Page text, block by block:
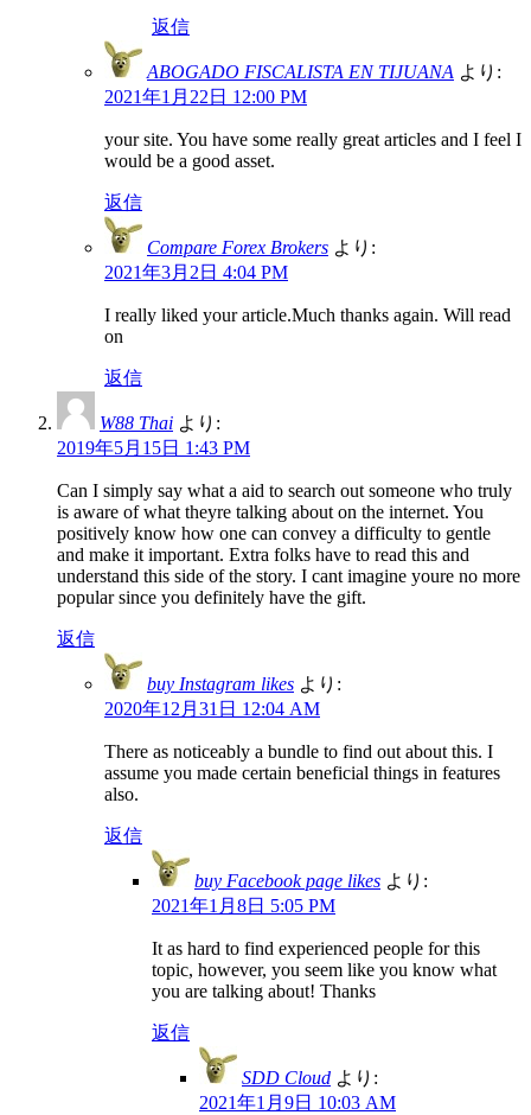
返信
ABOGADO FISCALISTA EN TIJUANA より:
2021年1月22日 12:00 PM
your site. You have some really great articles and I feel I
would be a good asset.
返信
Compare Forex Brokers より:
2021年3月2日 4:04 PM
I really liked your article.Much thanks again. Will read
on
返信
W88 Thai より:
2019年5月15日 1:43 PM
Can I simply say what a aid to search out someone who truly
is aware of what theyre talking about on the internet. You
positively know how one can convey a difficulty to gentle
and make it important. Extra folks have to read this and
understand this side of the story. I cant imagine youre no more
popular since you definitely have the gift.
返信
buy Instagram likes より:
2020年12月31日 12:04 AM
There as noticeably a bundle to find out about this. I
assume you made certain beneficial things in features
also.
返信
buy Facebook page likes より:
2021年1月8日 5:05 PM
It as hard to find experienced people for this
topic, however, you seem like you know what
you are talking about! Thanks
返信
SDD Cloud より:
2021年1月9日 10:03 AM